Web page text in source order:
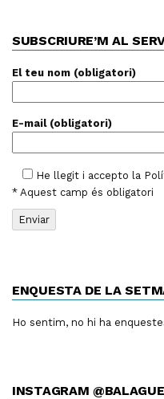
SUBSCRIURE’M AL
El teu nom (obligatori)
E-mail (obligatori)
He llegit i accepto la
* Aquest camp és obligatori
ENQUESTA DE LA
Ho sentim, no hi ha
INSTAGRAM